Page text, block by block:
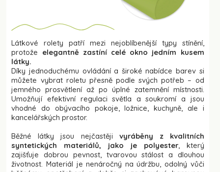
Látkové rolety patří mezi nejoblíbenější typy stínění,
protože elegantně zastíní celé okno jedním kusem
látky.
Díky jednoduchému ovládání a široké nabídce barev si
můžete vybrat roletu přesně podle svých potřeb – od
jemného prosvětlení až po úplné zatemnění místnosti.
Umožňují efektivní regulaci světla a soukromí a jsou
vhodné do obývacího pokoje, ložnice, kuchyně, ale i
kancelářských prostor.
Běžné látky jsou nejčastěji vyráběny z kvalitních
syntetických materiálů, jako je polyester, který
zajišťuje dobrou pevnost, tvarovou stálost a dlouhou
životnost. Materiál je nenáročný na údržbu, odolný vůči